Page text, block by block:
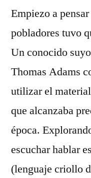
Empiezo a
pobladores tuvo
Un conocido
Thomas Adams
utilizar el
que alcanzaba
época.
escuchar hablar
(lenguaje criollo